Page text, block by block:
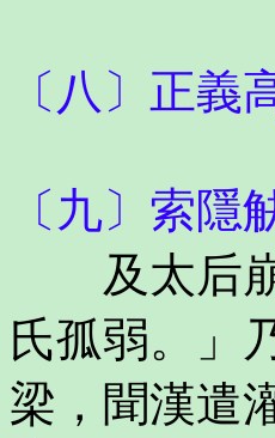
〔八〕正
〔九〕索隱
及太后崩
氏孤弱。」
梁，聞漢遣